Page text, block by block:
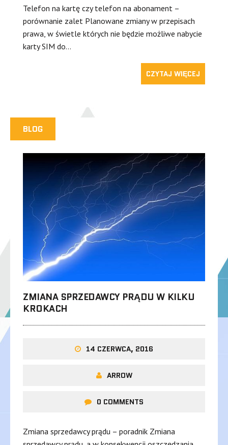
Telefon na kartę czy telefon na abonament –
porównanie zalet Planowane zmiany w przepisach
prawa, w świetle których nie będzie możliwe nabycie
karty SIM do…
CZYTAJ WIĘCEJ
BLOG
ZMIANA SPRZEDAWCY PRĄDU W KILKU
KROKACH
14 CZERWCA, 2016
ARROW
0 COMMENTS
Zmiana sprzedawcy prądu – poradnik Zmiana